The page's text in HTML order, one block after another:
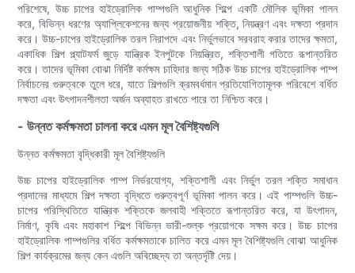
পরিশেষে, উচ্চ চাপের হাইড্রোলিক পাম্পগুলি আধুনিক শিল্পে একটি মৌলিক ভূমিকা পালন
করে, বিভিন্ন ধরণের অ্যাপ্লিকেশনের জন্য প্রয়োজনীয় শক্তি, নিয়ন্ত্রণ এবং দক্ষতা প্রদান
করে। উচ্চ-চাপের হাইড্রোলিক তরল নিরাপদে এবং নির্ভুলভাবে সরবরাহ করার তাদের ক্ষমতা,
একাধিক শিল্প প্ল্যাটফর্ম জুড়ে যান্ত্রিক ইনপুটকে নিয়ন্ত্রিত, শক্তিশালী গতিতে রূপান্তরিত
করে। তাদের ভূমিকা বোঝা নির্দিষ্ট কর্মক্ষম চাহিদার জন্য সঠিক উচ্চ চাপের হাইড্রোলিক পাম্প
নির্বাচনের গুরুত্বকে তুলে ধরে, যাতে শিল্পগুলি ক্রমবর্ধমান প্রতিযোগিতামূলক পরিবেশে বর্ধিত
দক্ষতা এবং উৎপাদনশীলতা অর্জন অব্যাহত রাখতে পারে তা নিশ্চিত করে।
- উন্নত কর্মক্ষমতা চালনা করে এমন মূল বৈশিষ্ট্যগুলি
উন্নত কর্মক্ষমতা বৃদ্ধিকারী মূল বৈশিষ্ট্যগুলি
উচ্চ চাপের হাইড্রোলিক পাম্প নির্ভরযোগ্য, শক্তিশালী এবং নির্ভুল তরল শক্তি সমাধান
প্রদানের মাধ্যমে শিল্প দক্ষতা বৃদ্ধিতে গুরুত্বপূর্ণ ভূমিকা পালন করে। এই পাম্পগুলি উচ্চ-
চাপের পরিস্থিতিতে যান্ত্রিক শক্তিকে জলবাহী শক্তিতে রূপান্তরিত করে, যা উৎপাদন,
নির্মাণ, কৃষি এবং মহাকাশ শিল্পে বিভিন্ন ভারী-শুল্ক প্রয়োগকে সক্ষম করে। উচ্চ চাপের
হাইড্রোলিক পাম্পগুলির বর্ধিত কর্মক্ষমতাকে চালিত করে এমন মূল বৈশিষ্ট্যগুলি বোঝা আধুনিক
শিল্প কার্যক্রমের জন্য কেন এগুলি অবিচ্ছেদ্য তা অন্তর্দৃষ্টি দেয়।